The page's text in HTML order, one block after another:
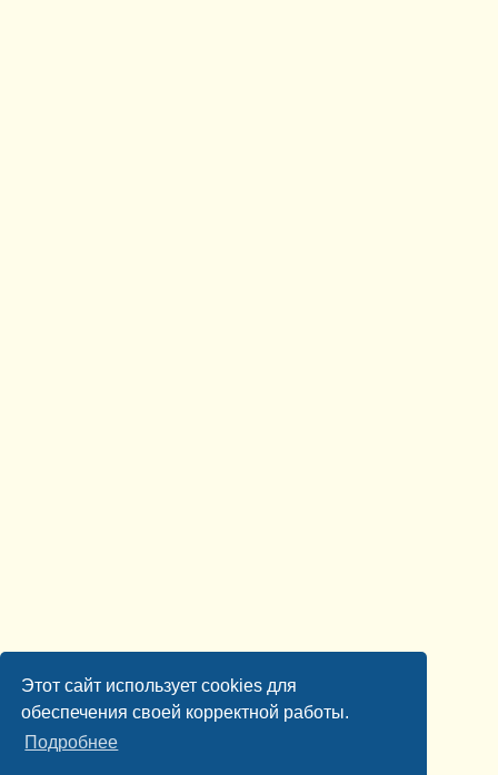
Этот сайт использует cookies для
обеспечения своей корректной работы.
Подробнее